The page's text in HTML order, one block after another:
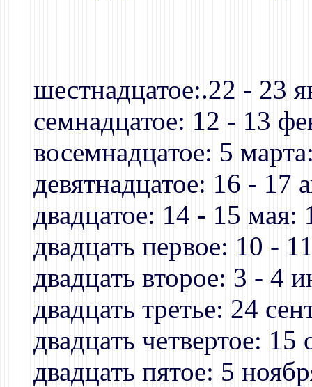
шестнадцатое:.22 - 23
семнадцатое: 12 - 13
восемнадцатое: 5
девятнадцатое: 16 - 17
двадцатое: 14 - 15
двадцать первое: 10 -
двадцать второе: 3 - 4
двадцать третье: 24
двадцать четвертое:
двадцать пятое: 5